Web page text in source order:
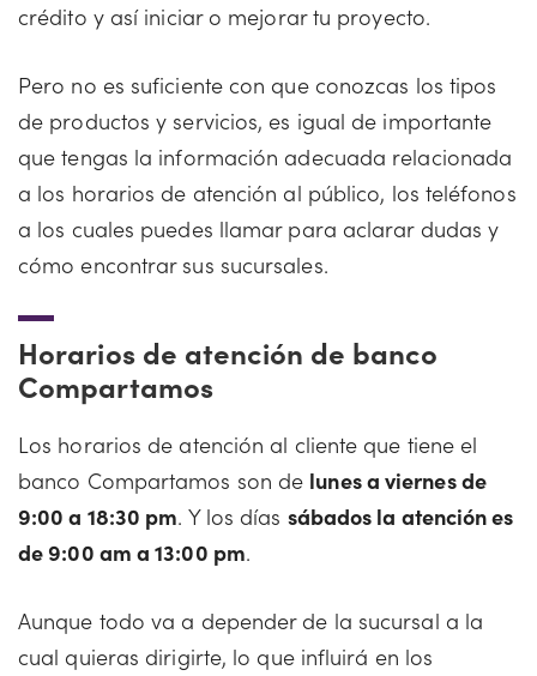
crédito y así iniciar o mejorar tu proyecto.
Pero no es suficiente con que conozcas los tipos
de productos y servicios, es igual de importante
que tengas la información adecuada relacionada
a los horarios de atención al público, los teléfonos
a los cuales puedes llamar para aclarar dudas y
cómo encontrar sus sucursales.
Horarios de atención de banco
Compartamos
Los horarios de atención al cliente que tiene el
banco Compartamos son de lunes a viernes de
9:00 a 18:30 pm. Y los días sábados la atención es
de 9:00 am a 13:00 pm.
Aunque todo va a depender de la sucursal a la
cual quieras dirigirte, lo que influirá en los